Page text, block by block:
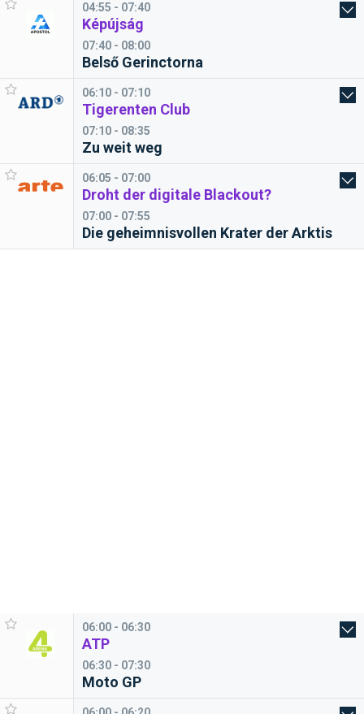
04:55 - 07:40
Képújság
07:40 - 08:00
Belső Gerinctorna
06:10 - 07:10
Tigerenten Club
07:10 - 08:35
Zu weit weg
06:05 - 07:00
Droht der digitale Blackout?
07:00 - 07:55
Die geheimnisvollen Krater der Arktis
06:00 - 06:30
ATP
06:30 - 07:30
Moto GP